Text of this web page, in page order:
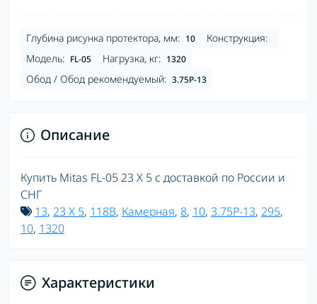
Глубина рисунка протектора, мм: 10
Конструкция:
Модель: FL-05 Нагрузка, кг: 1320
Обод / Обод рекомендуемый: 3.75P-13
Описание
Купить Mitas FL-05 23 X 5 с доставкой по России и
СНГ
13, 23 X 5, 118B, Камерная, 8, 10, 3.75P-13, 295,
10, 1320
Характеристики